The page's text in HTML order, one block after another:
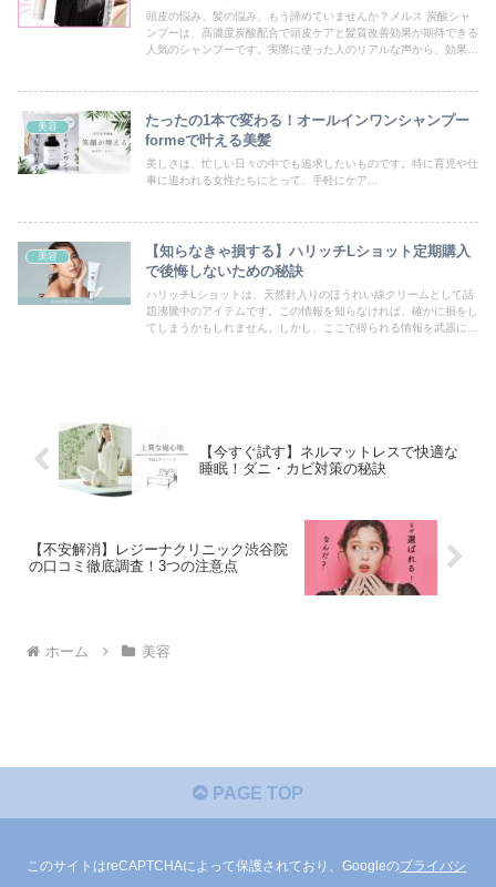
頭皮の悩み、髪の悩み、もう諦めていませんか？メルス 炭酸シャ
ンプーは、高濃度炭酸配合で頭皮ケアと髪質改善効果が期待できる
人気のシャンプーです。実際に使った人のリアルな声から、効果的
美容
たったの1本で変わる！オールインワンシャンプー
formeで叶える美髪
美しさは、忙しい日々の中でも追求したいものです。特に育児や仕
事に追われる女性たちにとって、手軽にケア...
美容
【知らなきゃ損する】ハリッチLショット定期購入
で後悔しないための秘訣
ハリッチLショットは、天然針入りのほうれい線クリームとして話
題沸騰中のアイテムです。この情報を知らなければ、確かに損をし
てしまうかもしれません。しかし、ここで得られる情報を武器にす
【今すぐ試す】ネルマットレスで快適な
睡眠！ダニ・カビ対策の秘訣
【不安解消】レジーナクリニック渋谷院
の口コミ徹底調査！3つの注意点
ホーム 美容
PAGE TOP
このサイトはreCAPTCHAによって保護されており、Googleのプライバシ